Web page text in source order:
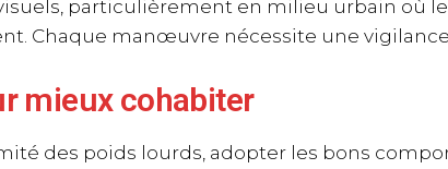
particulièrement en milieu urbain où
Chaque manœuvre nécessite une
mieux cohabiter
des poids lourds, adopter les bons